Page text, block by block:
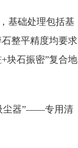
基础处理包括基
整平精度均要求
块石振密”复合地
尘器”——专用清